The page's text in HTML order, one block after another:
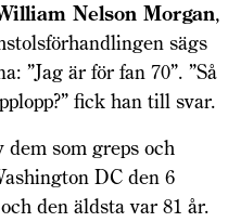
Nelson Morgan,
sägs
”Jag är för fan 70”. ”Så
fick han till svar.
som greps och
DC den 6
den äldsta var 81 år.